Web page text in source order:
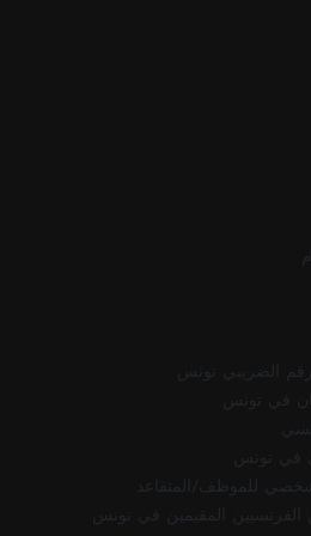
الضريبي تونس
في تونس
في تونس
للموظف/المتقاعد
الفرنسيين المقيمين في تونس